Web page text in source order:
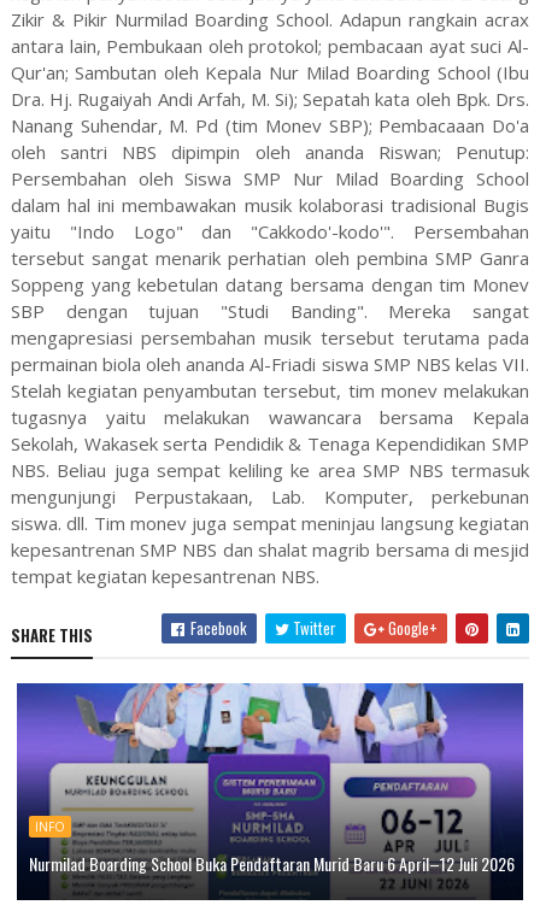
Zikir & Pikir Nurmilad Boarding School. Adapun rangkain acrax
antara lain, Pembukaan oleh protokol; pembacaan ayat suci Al-
Qur'an; Sambutan oleh Kepala Nur Milad Boarding School (Ibu
Dra. Hj. Rugaiyah Andi Arfah, M. Si); Sepatah kata oleh Bpk. Drs.
Nanang Suhendar, M. Pd (tim Monev SBP); Pembacaaan Do'a
oleh santri NBS dipimpin oleh ananda Riswan; Penutup:
Persembahan oleh Siswa SMP Nur Milad Boarding School
dalam hal ini membawakan musik kolaborasi tradisional Bugis
yaitu "Indo Logo" dan "Cakkodo'-kodo'". Persembahan
tersebut sangat menarik perhatian oleh pembina SMP Ganra
Soppeng yang kebetulan datang bersama dengan tim Monev
SBP dengan tujuan "Studi Banding". Mereka sangat
mengapresiasi persembahan musik tersebut terutama pada
permainan biola oleh ananda Al-Friadi siswa SMP NBS kelas VII.
Stelah kegiatan penyambutan tersebut, tim monev melakukan
tugasnya yaitu melakukan wawancara bersama Kepala
Sekolah, Wakasek serta Pendidik & Tenaga Kependidikan SMP
NBS. Beliau juga sempat keliling ke area SMP NBS termasuk
mengunjungi Perpustakaan, Lab. Komputer, perkebunan
siswa. dll. Tim monev juga sempat meninjau langsung kegiatan
kepesantrenan SMP NBS dan shalat magrib bersama di mesjid
tempat kegiatan kepesantrenan NBS.
SHARE THIS Facebook Twitter Google+
INFO
Nurmilad Boarding School Buka Pendaftaran Murid Baru 6 April–12 Juli 2026